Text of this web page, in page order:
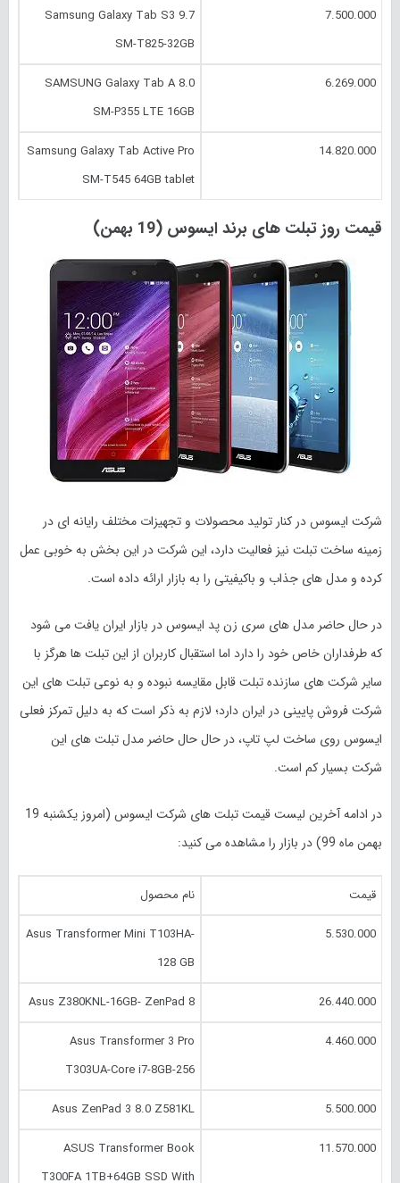
7.500.000
Samsung Galaxy Tab S3 9.7
SM-T825-32GB
6.269.000
SAMSUNG Galaxy Tab A 8.0
SM-P355 LTE 16GB
14.820.000
Samsung Galaxy Tab Active Pro
SM-T545 64GB tablet
قیمت روز تبلت های برند ایسوس (19 بهمن)
شرکت ایسوس در کنار تولید محصولات و تجهیزات مختلف رایانه ای در
زمینه ساخت تبلت نیز فعالیت دارد، این شرکت در این بخش به خوبی عمل
کرده و مدل های جذاب و باکیفیتی را به بازار ارائه داده است.
در حال حاضر مدل های سری زن پد ایسوس در بازار ایران یافت می شود
که طرفداران خاص خود را دارد اما استقبال کاربران از این تبلت ها هرگز با
سایر شرکت های سازنده تبلت قابل مقایسه نبوده و به نوعی تبلت های این
شرکت فروش پایینی در ایران دارد؛ لازم به ذکر است که به دلیل تمرکز فعلی
ایسوس روی ساخت لپ تاپ، در حال حال حاضر مدل‌ تبلت های این
شرکت بسیار کم است.
در ادامه آخرین لیست قیمت تبلت های شرکت ایسوس (امروز یکشنبه 19
بهمن ماه 99) در بازار را مشاهده می کنید:
قیمت نام محصول
5.530.000
Asus Transformer Mini T103HA-
128 GB
26.440.000
Asus Z380KNL-16GB- ZenPad 8
4.460.000
Asus Transformer 3 Pro
T303UA-Core i7-8GB-256
5.500.000
Asus ZenPad 3 8.0 Z581KL
11.570.000
ASUS Transformer Book
T300FA 1TB+64GB SSD With